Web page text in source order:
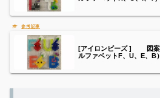
[アイロンビーズ ] 図案
ルファベットF、U、E、B）